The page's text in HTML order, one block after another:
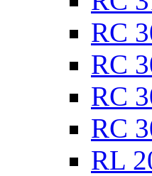
RC
RC
RC
RC
RL